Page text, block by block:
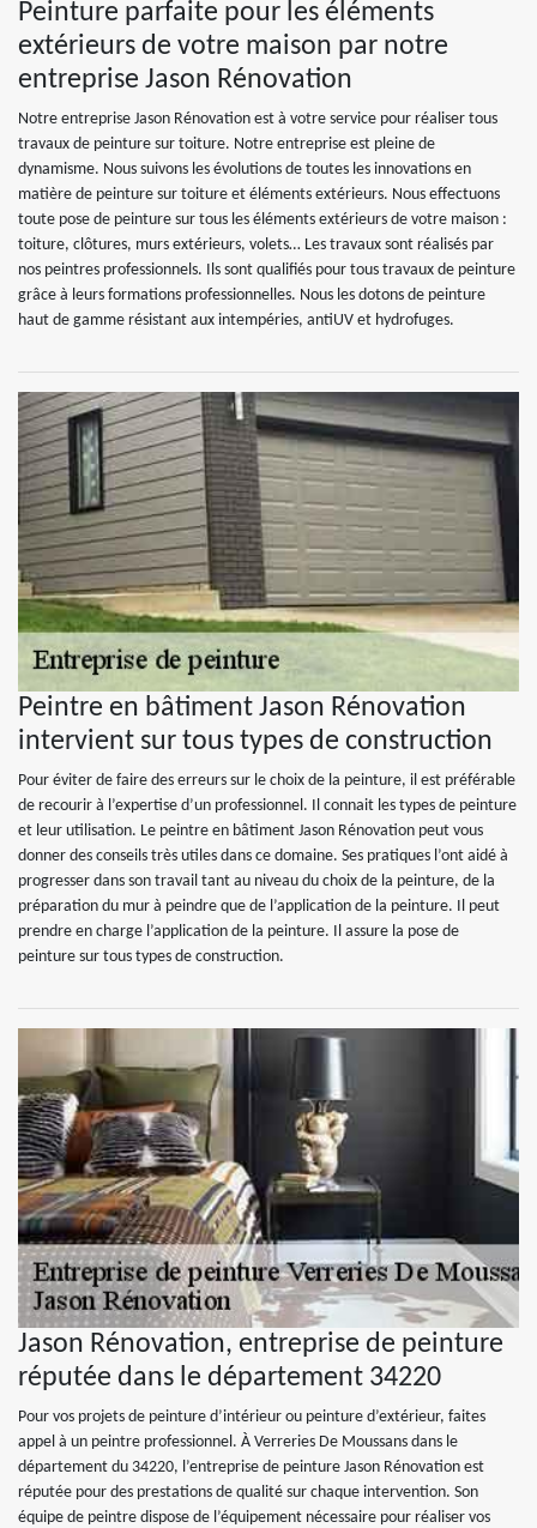
Peinture parfaite pour les éléments
extérieurs de votre maison par notre
entreprise Jason Rénovation
Notre entreprise Jason Rénovation est à votre service pour réaliser tous
travaux de peinture sur toiture. Notre entreprise est pleine de
dynamisme. Nous suivons les évolutions de toutes les innovations en
matière de peinture sur toiture et éléments extérieurs. Nous effectuons
toute pose de peinture sur tous les éléments extérieurs de votre maison :
toiture, clôtures, murs extérieurs, volets… Les travaux sont réalisés par
nos peintres professionnels. Ils sont qualifiés pour tous travaux de peinture
grâce à leurs formations professionnelles. Nous les dotons de peinture
haut de gamme résistant aux intempéries, antiUV et hydrofuges.
Peintre en bâtiment Jason Rénovation
intervient sur tous types de construction
Pour éviter de faire des erreurs sur le choix de la peinture, il est préférable
de recourir à l’expertise d’un professionnel. Il connait les types de peinture
et leur utilisation. Le peintre en bâtiment Jason Rénovation peut vous
donner des conseils très utiles dans ce domaine. Ses pratiques l’ont aidé à
progresser dans son travail tant au niveau du choix de la peinture, de la
préparation du mur à peindre que de l’application de la peinture. Il peut
prendre en charge l’application de la peinture. Il assure la pose de
peinture sur tous types de construction.
Jason Rénovation, entreprise de peinture
réputée dans le département 34220
Pour vos projets de peinture d’intérieur ou peinture d’extérieur, faites
appel à un peintre professionnel. À Verreries De Moussans dans le
département du 34220, l’entreprise de peinture Jason Rénovation est
réputée pour des prestations de qualité sur chaque intervention. Son
équipe de peintre dispose de l’équipement nécessaire pour réaliser vos